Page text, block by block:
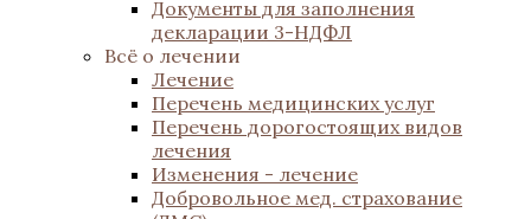
Документы для заполнения
декларации 3-НДФЛ
Всё о лечении
Лечение
Перечень медицинских услуг
Перечень дорогостоящих видов
лечения
Изменения - лечение
Добровольное мед. страхование